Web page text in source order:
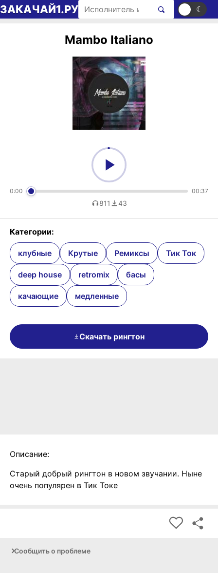
Перейти к содержимому
ЗАКАЧАЙ1.РУ Поиск рингтонов ☀ ☾
Mambo Italiano
0:00 00:37
811 43
Категории:
клубные Крутые Ремиксы Тик Ток
deep house retromix басы
качающие медленные
Скачать рингтон
Описание:
Старый добрый рингтон в новом звучании. Ныне
очень популярен в Тик Токе
Сообщить о проблеме